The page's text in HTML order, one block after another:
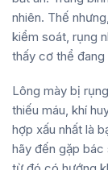
nhiên. Thế
kiểm soát, rụng
thấy cơ thể
Lông mày bị
thiếu máu, khí
hợp xấu nhất là
hãy đến gặp